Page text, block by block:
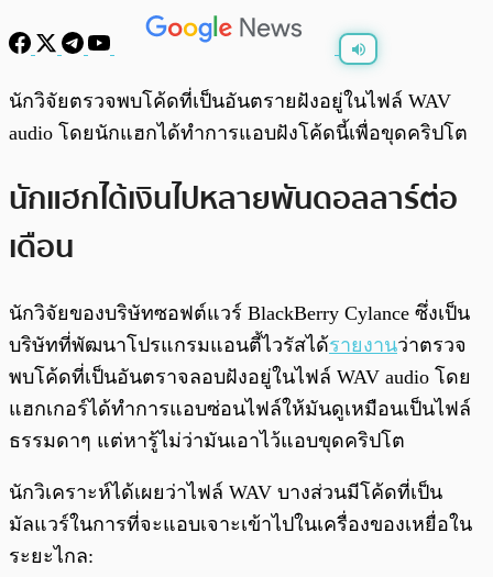
0:00/
นักวิจัยตรวจพบโค้ดที่เป็นอันตรายฝังอยู่ในไฟล์ WAV
audio โดยนักแฮกได้ทำการแอบฝังโค้ดนี้เพื่อขุดคริปโต
นักแฮกได้เงินไปหลายพันดอลลาร์ต่อ
เดือน
นักวิจัยของบริษัทซอฟต์แวร์ BlackBerry Cylance ซึ่งเป็น
บริษัทที่พัฒนาโปรแกรมแอนตี้ไวรัสได้รายงานว่าตรวจ
พบโค้ดที่เป็นอันตราจลอบฝังอยู่ในไฟล์ WAV audio โดย
แฮกเกอร์ได้ทำการแอบซ่อนไฟล์ให้มันดูเหมือนเป็นไฟล์
ธรรมดาๆ แต่หารู้ไม่ว่ามันเอาไว้แอบขุดคริปโต
นักวิเคราะห์ได้เผยว่าไฟล์ WAV บางส่วนมีโค้ดที่เป็น
มัลแวร์ในการที่จะแอบเจาะเข้าไปในเครื่องของเหยื่อใน
ระยะไกล: